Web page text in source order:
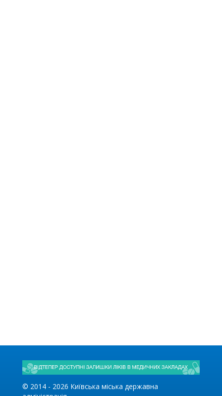
© 2014 - 2026 Київська міська державна